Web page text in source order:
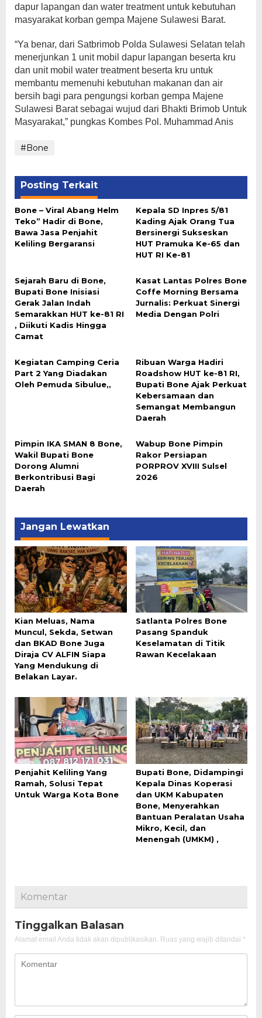
dapur lapangan dan water treatment untuk kebutuhan
masyarakat korban gempa Majene Sulawesi Barat.
“Ya benar, dari Satbrimob Polda Sulawesi Selatan telah
menerjunkan 1 unit mobil dapur lapangan beserta kru
dan unit mobil water treatment beserta kru untuk
membantu memenuhi kebutuhan makanan dan air
bersih bagi para pengungsi korban gempa Majene
Sulawesi Barat sebagai wujud dari Bhakti Brimob Untuk
Masyarakat,” pungkas Kombes Pol. Muhammad Anis
#Bone
Posting Terkait
Bone – Viral Abang Helm
Teko” Hadir di Bone,
Bawa Jasa Penjahit
Keliling Bergaransi
Kepala SD Inpres 5/81
Kading Ajak Orang Tua
Bersinergi Sukseskan
HUT Pramuka Ke-65 dan
HUT RI Ke-81
Sejarah Baru di Bone,
Bupati Bone Inisiasi
Gerak Jalan Indah
Semarakkan HUT ke-81 RI
, Diikuti Kadis Hingga
Camat
Kasat Lantas Polres Bone
Coffe Morning Bersama
Jurnalis: Perkuat Sinergi
Media Dengan Polri
Kegiatan Camping Ceria
Part 2 Yang Diadakan
Oleh Pemuda Sibulue,,
Ribuan Warga Hadiri
Roadshow HUT ke-81 RI,
Bupati Bone Ajak Perkuat
Kebersamaan dan
Semangat Membangun
Daerah
Pimpin IKA SMAN 8 Bone,
Wakil Bupati Bone
Dorong Alumni
Berkontribusi Bagi
Daerah
Wabup Bone Pimpin
Rakor Persiapan
PORPROV XVIII Sulsel
2026
Jangan Lewatkan
Kian Meluas, Nama
Muncul, Sekda, Setwan
dan BKAD Bone Juga
Diraja CV ALFIN Siapa
Yang Mendukung di
Belakan Layar.
Satlanta Polres Bone
Pasang Spanduk
Keselamatan di Titik
Rawan Kecelakaan
Penjahit Keliling Yang
Ramah, Solusi Tepat
Untuk Warga Kota Bone
Bupati Bone, Didampingi
Kepala Dinas Koperasi
dan UKM Kabupaten
Bone, Menyerahkan
Bantuan Peralatan Usaha
Mikro, Kecil, dan
Menengah (UMKM) ,
Komentar
Tinggalkan Balasan
Alamat email Anda tidak akan dipublikasikan. Ruas yang wajib ditandai *